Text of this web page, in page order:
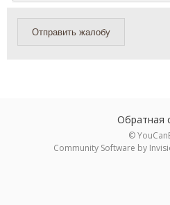
Отправить жалобу
Обратная
©
Community Software by